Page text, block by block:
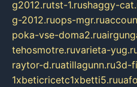
g2012.rutst-1.rushaggy-
g-2012.ruops-mgr.ru
poka-vse-doma2.ru
tehosmotre.ruvarieta-
raytor-d.ruatillagunn.ru3d-
1xbeticricetc1xbetti5.ru